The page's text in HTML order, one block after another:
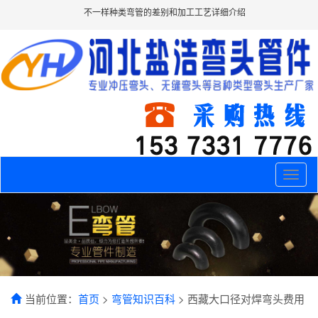
不一样种类弯管的差别和加工工艺详细介绍
Toggle
当前位置： 首页 > 弯管知识百科 > 西藏大口径对焊弯头费用